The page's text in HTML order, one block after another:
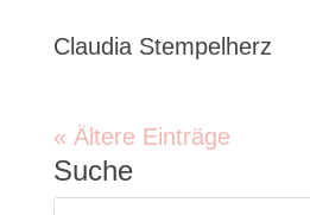
Claudia Stempelherz
« Ältere Einträge
Suche